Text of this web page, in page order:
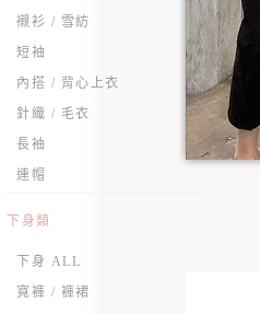
襯衫 / 雪紡
短袖
內搭 / 背心上衣
針織 / 毛衣
長袖
連帽
下身類
下身 ALL
寬褲 / 褲裙